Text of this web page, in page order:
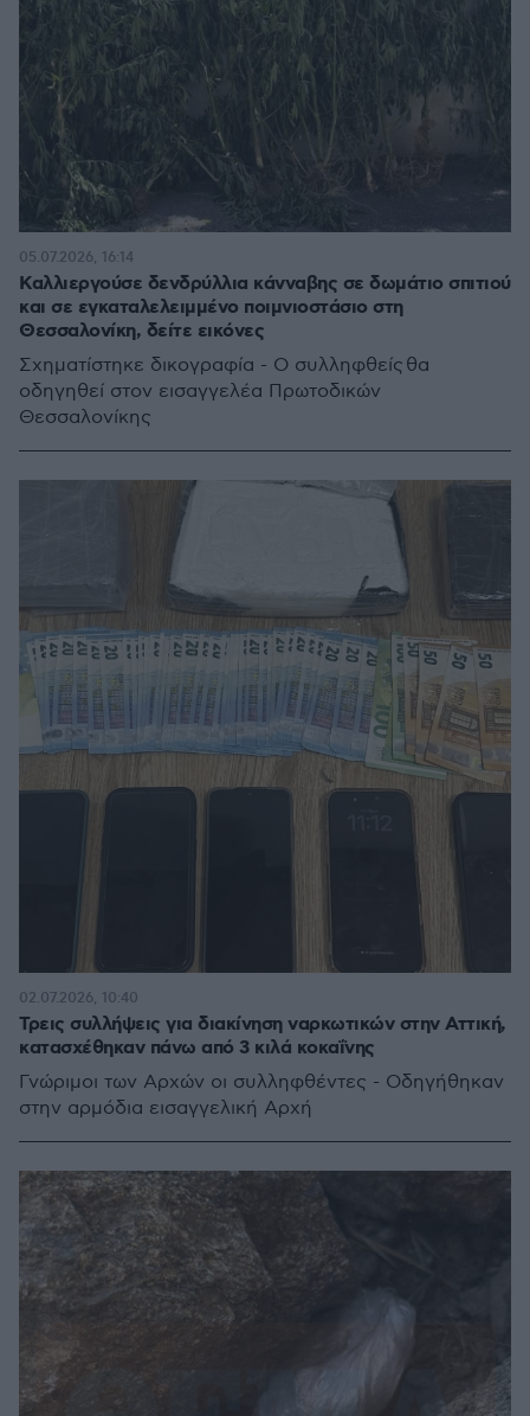
Καλλιεργούσε δενδρύλλια κάνναβης σε δωμάτιο σπιτιού
και σε εγκαταλελειμμένο ποιμνιοστάσιο στη
Θεσσαλονίκη, δείτε εικόνες
Σχηματίστηκε δικογραφία - Ο συλληφθείς θα
οδηγηθεί στον εισαγγελέα Πρωτοδικών
Θεσσαλονίκης
05.07.2026, 16:14
Τρεις συλλήψεις για διακίνηση ναρκωτικών στην Αττική,
κατασχέθηκαν πάνω από 3 κιλά κοκαΐνης
Γνώριμοι των Αρχών οι συλληφθέντες - Οδηγήθηκαν
στην αρμόδια εισαγγελική Αρχή
02.07.2026, 10:40